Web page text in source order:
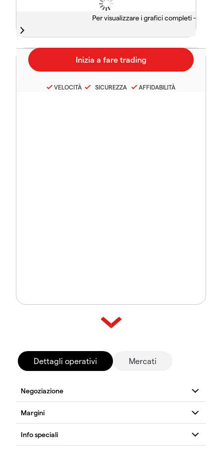
Per visualizzare i grafici completi -
VELOCITÀ SICUREZZA AFFIDABILITÀ
Dettagli operativi Mercati